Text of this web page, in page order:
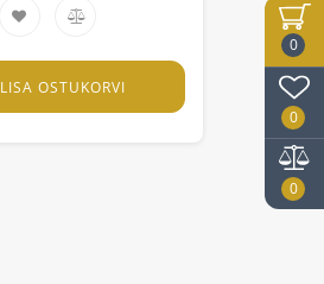
0
0
0
LISA OSTUKORVI